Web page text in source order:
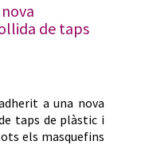
de taps
a una nova
taps de plàstic i
els masquefins